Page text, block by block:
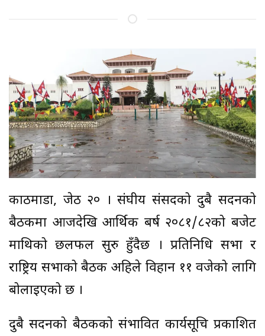
काठमाडौं, जेठ २० । संघीय संसदको दुबै सदनको
बैठकमा आजदेखि आर्थिक बर्ष २०८१/८२को बजेट
माथिको छलफल सुरु हुँदैछ । प्रतिनिधि सभा र
राष्ट्रिय सभाको बैठक अहिले विहान ११ वजेको लागि
बोलाइएको छ ।
दुबै सदनको बैठकको संभावित कार्यसूचि प्रकाशित